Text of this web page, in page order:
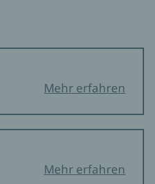
Mehr erfahren
Mehr erfahren